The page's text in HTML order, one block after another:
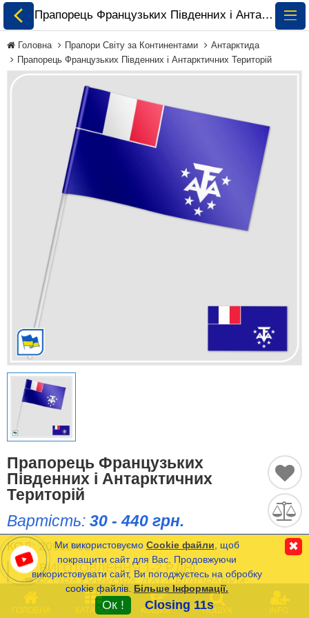
Всі Прапори
Прапори України
Прапори Світу за
Континентами
Прапори на
Замовлення
Прапори Міжнародних
Організацій
Спортивні Прапори
Етнічні Прапори
Прапори США (штатів)
Інші прапори
Порівняти
Список
(0)
Часті Питання (FAQ)
Оплата та Доставка
ГОЛОВНА КАТАЛОГ
0
КОШИК ПОШУК INFO
Прапорець Французьких Південних і Антарктичних Територій замовити і купити 🏁 ePrapor.com.ua
Головна Прапори Світу за Континентами
Антарктида
Прапорець Французьких Південних і Антарктичних Територій
Прапорець Французьких
Південних і Антарктичних
Територій
Вартість: 30 - 440 грн.
КОД:20912-02
ВИГОТОВЛЕННЯ 1-2 Р.ДНІ
РОЗРАХУНКОВА ДАТА ВІДПРАВКИ:
07/10.08.2026
Ми використовуємо Cookie файли , щоб
покращити сайт для Вас. Продовжуючи
використовувати сайт, Ви погоджуєтесь на обробку
cookie файлів. Більше Інформації.
Ок ! Closing 11s
✖